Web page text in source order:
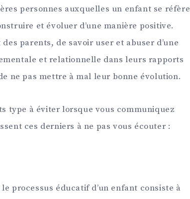
personnes auxquelles un enfant se réfère
et évoluer d’une manière positive.
des parents, de savoir user et abuser d’une
et relationnelle dans leurs rapports
ne pas mettre à mal leur bonne évolution.
type à éviter lorsque vous communiquez
ces derniers à ne pas vous écouter :
processus éducatif d’un enfant consiste à